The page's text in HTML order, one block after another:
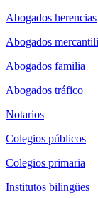
Abogados herencias
Abogados
Abogados familia
Abogados tráfico
Notarios
Colegios públicos
Colegios primaria
Institutos bilingües